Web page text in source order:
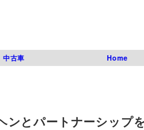
中古車 Home
ンとパートナーシップ